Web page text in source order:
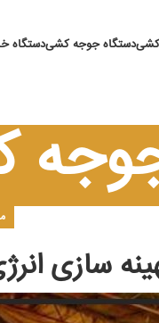
کشیدستگاه جوجه کشی
سازی